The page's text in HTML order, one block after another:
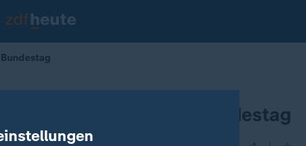
Frauen: Der neue Bundestag